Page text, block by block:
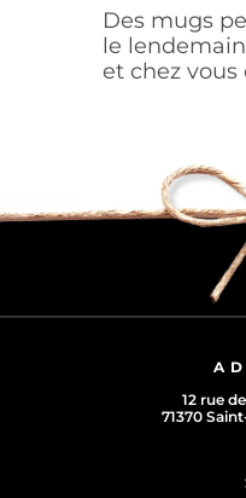
Des mugs
le
et chez vous
12 rue
71370